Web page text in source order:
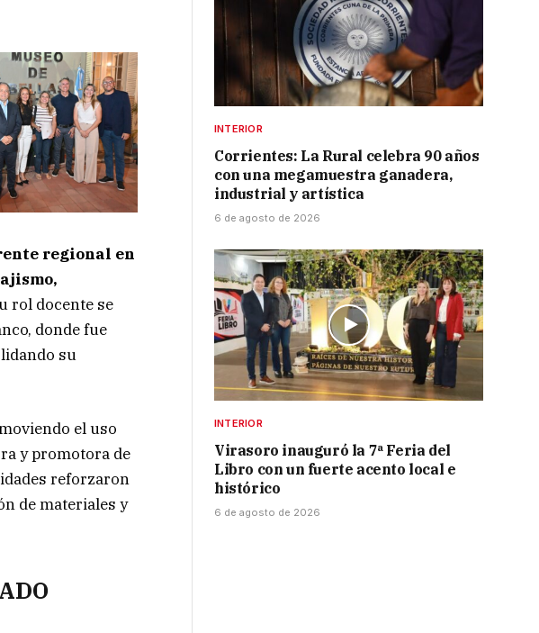
regional en
rol docente se
donde fue
su
el uso
y promotora de
reforzaron
de materiales y
INTERIOR
Corrientes: La Rural celebra 90 años
con una megamuestra ganadera,
industrial y artística
6 de agosto de 2026
INTERIOR
Virasoro inauguró la 7ª Feria del
Libro con un fuerte acento local e
histórico
6 de agosto de 2026